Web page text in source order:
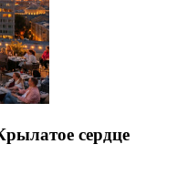
сердце